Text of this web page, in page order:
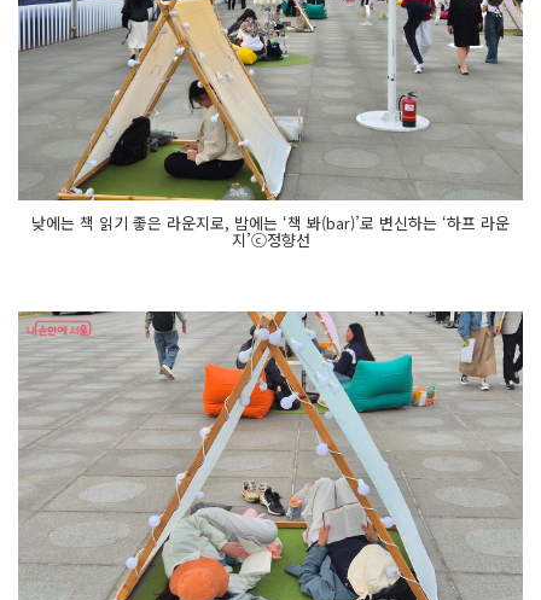
낮에는 책 읽기 좋은 라운지로, 밤에는 ‘책 봐(bar)’로 변신하는 ‘하프 라운
지’ⓒ정향선